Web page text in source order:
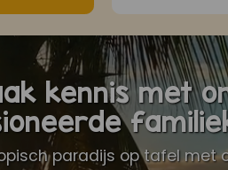
kennis met
paradijs op tafel met